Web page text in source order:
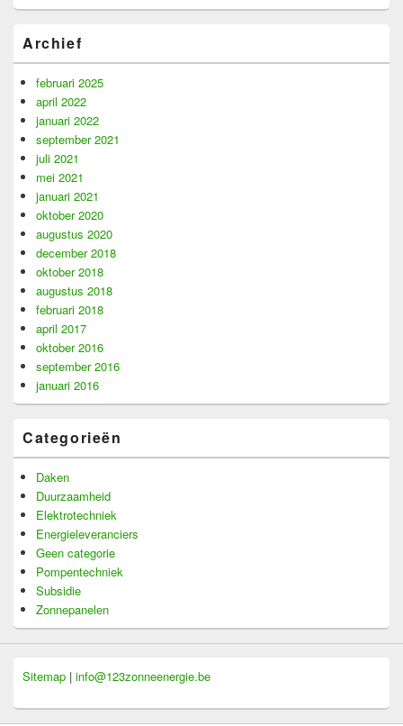
Archief
februari 2025
april 2022
januari 2022
september 2021
juli 2021
mei 2021
januari 2021
oktober 2020
augustus 2020
december 2018
oktober 2018
augustus 2018
februari 2018
april 2017
oktober 2016
september 2016
januari 2016
Categorieën
Daken
Duurzaamheid
Elektrotechniek
Energieleveranciers
Geen categorie
Pompentechniek
Subsidie
Zonnepanelen
Sitemap | info@123zonneenergie.be